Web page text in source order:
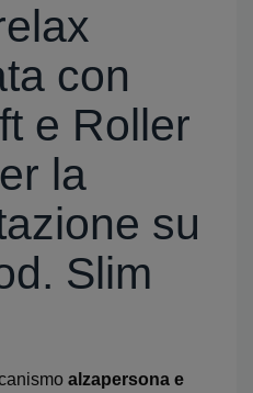
con
e Roller
la
su
Slim
alzapersona e